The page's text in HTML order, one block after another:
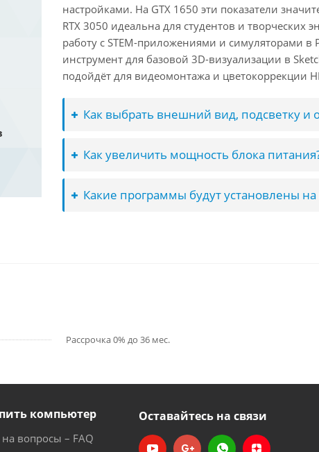
настройками. На GTX 1650 эти показатели
RTX 3050 идеальна для студентов и творческих
работу с STEM-приложениями и симуляторами в
инструмент для базовой 3D-визуализации в
подойдёт для видеомонтажа и цветокоррекции
Как выбрать внешний вид, подсветку и
Как увеличить мощность блока
Какие программы будут установлены
Рассрочка 0% до 36 мес.
компьютер
вопросы – FAQ
Оставайтесь на связи